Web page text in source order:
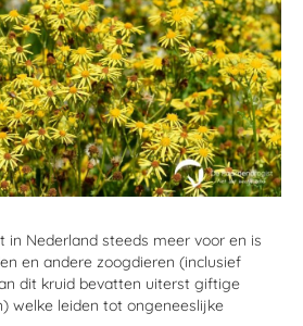
in Nederland steeds meer voor en is
en andere zoogdieren (inclusief
dit kruid bevatten uiterst giftige
welke leiden tot ongeneeslijke